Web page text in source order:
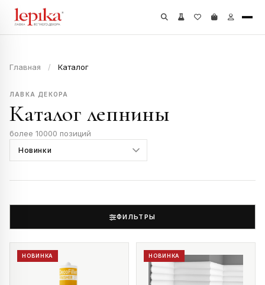
Главная / Каталог
ЛАВКА ДЕКОРА
Каталог лепнины
более 10000 позиций
ФИЛЬТРЫ
НОВИНКА НОВИНКА